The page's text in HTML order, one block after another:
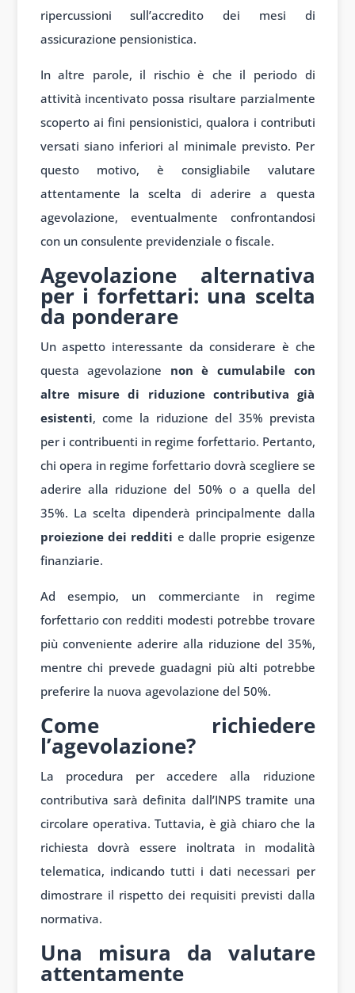
ripercussioni sull’accredito dei mesi di
assicurazione pensionistica.
In altre parole, il rischio è che il periodo di
attività incentivato possa risultare parzialmente
scoperto ai fini pensionistici, qualora i contributi
versati siano inferiori al minimale previsto. Per
questo motivo, è consigliabile valutare
attentamente la scelta di aderire a questa
agevolazione, eventualmente confrontandosi
con un consulente previdenziale o fiscale.
Agevolazione alternativa
per i forfettari: una scelta
da ponderare
Un aspetto interessante da considerare è che
questa agevolazione non è cumulabile con
altre misure di riduzione contributiva già
esistenti, come la riduzione del 35% prevista
per i contribuenti in regime forfettario. Pertanto,
chi opera in regime forfettario dovrà scegliere se
aderire alla riduzione del 50% o a quella del
35%. La scelta dipenderà principalmente dalla
proiezione dei redditi e dalle proprie esigenze
finanziarie.
Ad esempio, un commerciante in regime
forfettario con redditi modesti potrebbe trovare
più conveniente aderire alla riduzione del 35%,
mentre chi prevede guadagni più alti potrebbe
preferire la nuova agevolazione del 50%.
Come richiedere
l’agevolazione?
La procedura per accedere alla riduzione
contributiva sarà definita dall’INPS tramite una
circolare operativa. Tuttavia, è già chiaro che la
richiesta dovrà essere inoltrata in modalità
telematica, indicando tutti i dati necessari per
dimostrare il rispetto dei requisiti previsti dalla
normativa.
Una misura da valutare
attentamente